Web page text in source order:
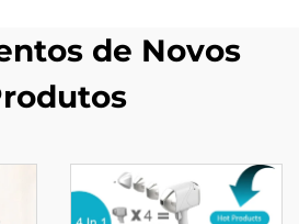
de Novos